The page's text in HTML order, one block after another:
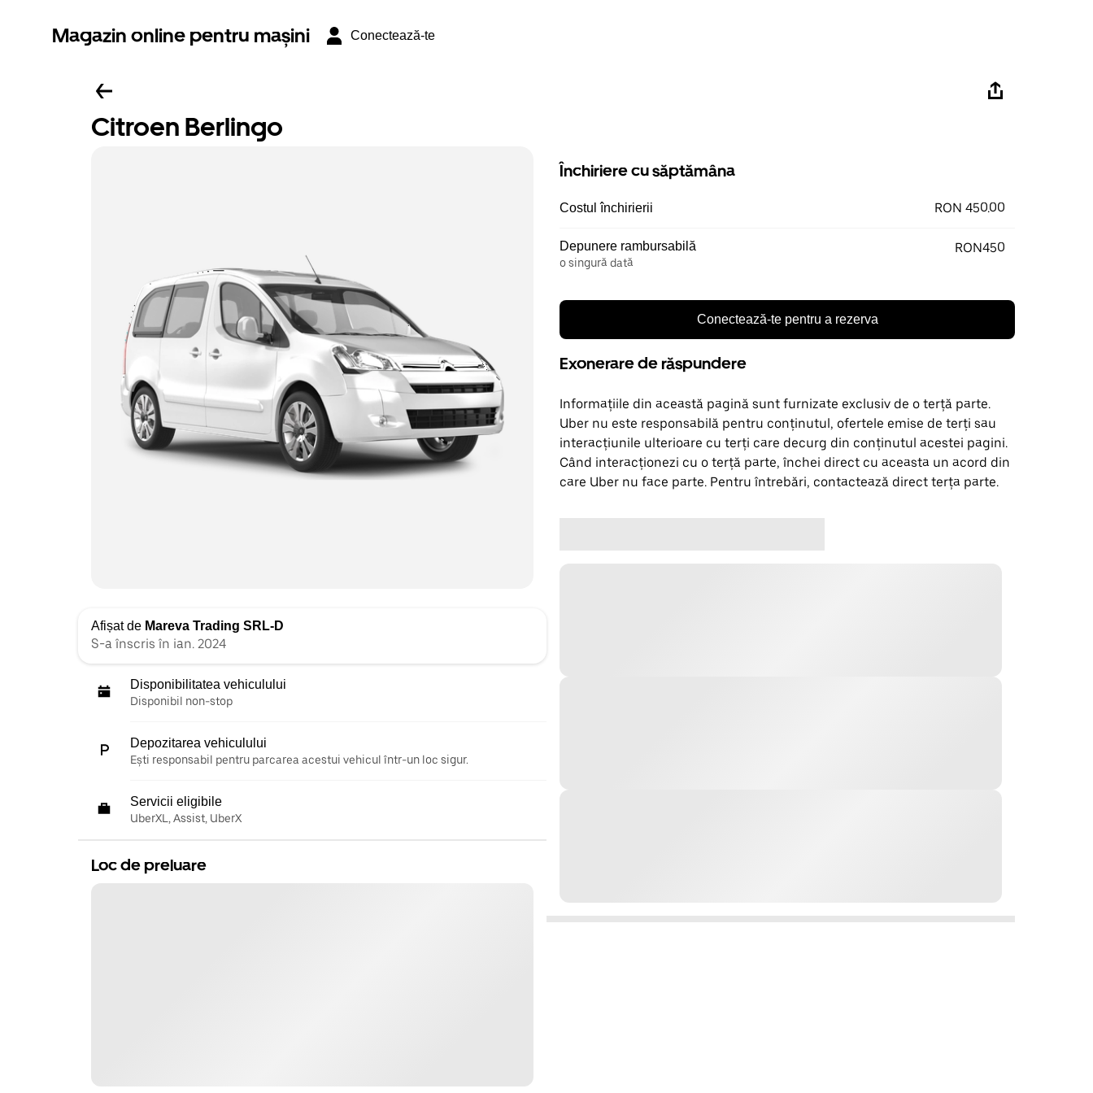
Magazin online pentru mașini Conectează-te
Citroen Berlingo
Afișat de Mareva Trading SRL-D
S-a înscris în ian. 2024
Disponibilitatea vehiculului
Disponibil non-stop
Depozitarea vehiculului
Ești responsabil pentru parcarea acestui vehicul într-un loc sigur.
Servicii eligibile
UberXL, Assist, UberX
Loc de preluare
Închiriere cu săptămâna
Costul închirierii RON 450.00
Depunere rambursabilă
o singură dată
RON450
Conectează-te pentru a rezerva
Exonerare de răspundere
Informațiile din această pagină sunt furnizate exclusiv de o terță parte.
Uber nu este responsabilă pentru conținutul, ofertele emise de terți sau
interacțiunile ulterioare cu terți care decurg din conținutul acestei pagini.
Când interacționezi cu o terță parte, închei direct cu aceasta un acord din
care Uber nu face parte. Pentru întrebări, contactează direct terța parte.